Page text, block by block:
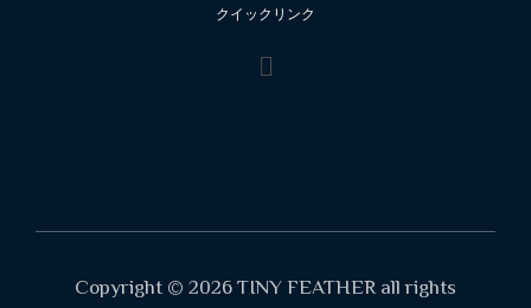
クイックリンク
Copyright © 2026 TINY FEATHER all rights